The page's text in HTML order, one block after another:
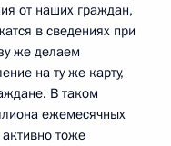
от наших граждан,
в сведениях при
же делаем
на ту же карту,
В таком
ежемесячных
тоже